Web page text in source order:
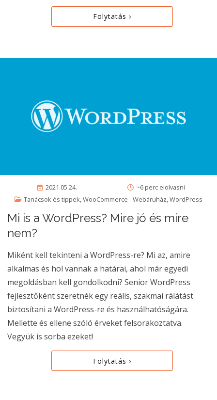
Folytatás ›
2021.05.24.
~6 perc elolvasni
Tanácsok és tippek,WooCommerce - Webáruház,WordPress
Mi is a WordPress? Mire jó és mire
nem?
Miként kell tekinteni a WordPress-re? Mi az, amire
alkalmas és hol vannak a határai, ahol már egyedi
megoldásban kell gondolkodni? Senior WordPress
fejlesztőként szeretnék egy reális, szakmai rálátást
biztosítani a WordPress-re és használhatóságára.
Mellette és ellene szóló érveket felsorakoztatva.
Vegyük is sorba ezeket!
Folytatás ›